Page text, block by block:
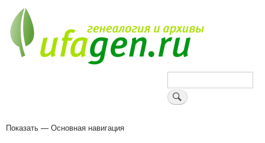
основному
содержанию
Поиск
Основная
Показать — Основная навигация